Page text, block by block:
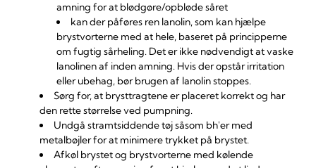
amning for at blødgøre/opbløde såret
kan der påføres ren lanolin, som kan hjælpe
brystvorterne med at hele, baseret på principperne
om fugtig sårheling. Det er ikke nødvendigt at vaske
lanolinen af inden amning. Hvis der opstår irritation
eller ubehag, bør brugen af lanolin stoppes.
Sørg for, at brysttragtene er placeret korrekt og har
den rette størrelse ved pumpning.
Undgå stramtsiddende tøj såsom bh'er med
metalbøjler for at minimere trykket på brystet.
Afkøl brystet og brystvorterne med kølende